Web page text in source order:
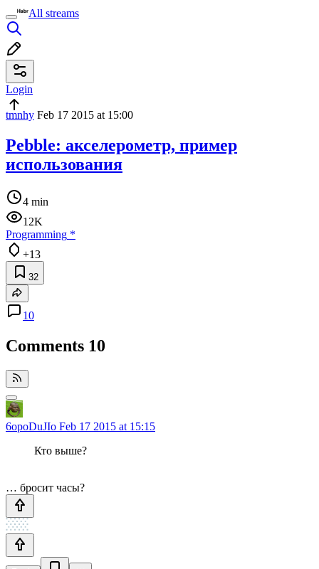
All streams
Login
tmnhy Feb 17 2015 at 15:00
Pebble: акселерометр, пример
использования
4 min
12K
Programming *
+13
32
10
Comments 10
6opoDuJIo Feb 17 2015 at 15:15
Кто выше?
… бросит часы?